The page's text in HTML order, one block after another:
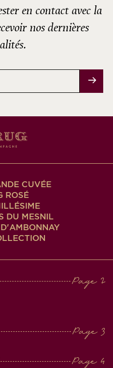
en contact avec la
nos dernières
CUVÉE
ROSÉ
DU MESNIL